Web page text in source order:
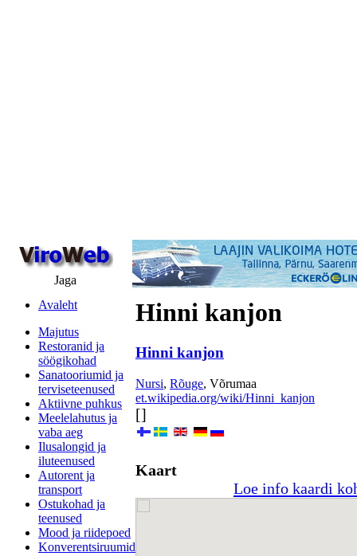
Jaga
Avaleht
Majutus
Restoranid ja
söögikohad
Sanatooriumid ja
terviseteenused
Aktiivne puhkus
Meelelahutus ja
vaba aeg
Ilusalongid ja
iluteenused
Autorent ja
transport
Ostukohad ja
teenused
Mood ja riidepoed
Konverentsiruumid
Hinni kanjon
Hinni kanjon
Nursi, Rõuge, Võrumaa
et.wikipedia.org/wiki/Hinni_kanjon
[]
Kaart
Loe info kaardi